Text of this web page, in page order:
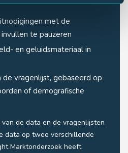
met de
te pauzeren
en geluidsmateriaal in
de vragenlijst, gebaseerd op
of demografische
de data en de vragenlijsten
data op twee verschillende
Marktonderzoek heeft